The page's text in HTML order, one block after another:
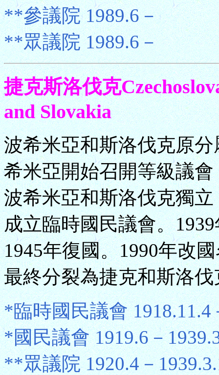
**參議院 1989.6－
**眾議院 1989.6－
捷克斯洛伐克
and Slovakia
波希米亞和斯洛伐克原
希米亞開始召開等級議
波希米亞和斯洛伐克獨
成立臨時國民議會。
1945年復國。1990年改
最終分裂為捷克和斯洛
*臨時國民議會 1918.11.4
*國民議會 1919.6－
**眾議院 1920.4－